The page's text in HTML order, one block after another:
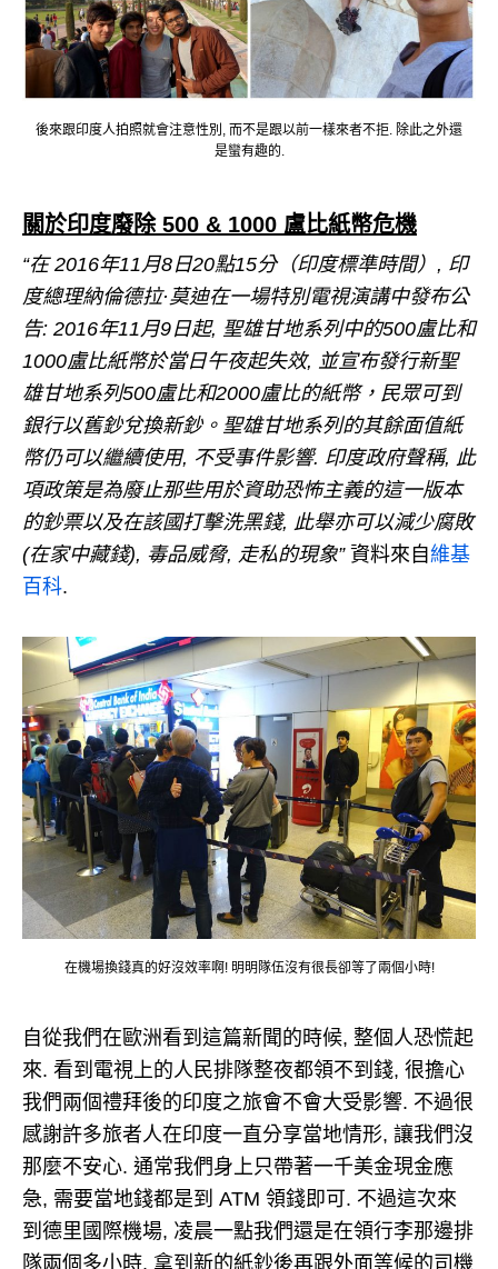
後來跟印度人拍照就會注意性別, 而不是跟以前一樣來者不拒. 除此之外還
是蠻有趣的.
關於印度廢除 500 & 1000 盧比紙幣危機
“在 2016年11月8日20點15分（印度標準時間）, 印
度總理納倫德拉·莫迪在一場特別電視演講中發布公
告: 2016年11月9日起, 聖雄甘地系列中的500盧比和
1000盧比紙幣於當日午夜起失效, 並宣布發行新聖
雄甘地系列500盧比和2000盧比的紙幣，民眾可到
銀行以舊鈔兌換新鈔。聖雄甘地系列的其餘面值紙
幣仍可以繼續使用, 不受事件影響. 印度政府聲稱, 此
項政策是為廢止那些用於資助恐怖主義的這一版本
的鈔票以及在該國打擊洗黑錢, 此舉亦可以減少腐敗
(在家中藏錢), 毒品威脅, 走私的現象”資料來自 維基
百科.
在機場換錢真的好沒效率啊! 明明隊伍沒有很長卻等了兩個小時!
自從我們在歐洲看到這篇新聞的時候, 整個人恐慌起
來. 看到電視上的人民排隊整夜都領不到錢, 很擔心
我們兩個禮拜後的印度之旅會不會大受影響. 不過很
感謝許多旅者人在印度一直分享當地情形, 讓我們沒
那麼不安心. 通常我們身上只帶著一千美金現金應
急, 需要當地錢都是到 ATM 領錢即可. 不過這次來
到德里國際機場, 凌晨一點我們還是在領行李那邊排
隊兩個多小時, 拿到新的紙鈔後再跟外面等候的司機